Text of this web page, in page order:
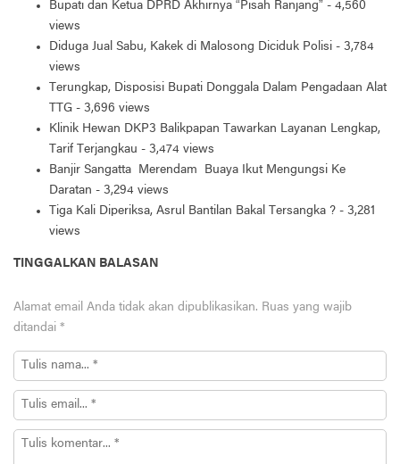
Bupati dan Ketua DPRD Akhirnya “Pisah Ranjang” - 4,560
views
Diduga Jual Sabu, Kakek di Malosong Diciduk Polisi - 3,784
views
Terungkap, Disposisi Bupati Donggala Dalam Pengadaan Alat
TTG - 3,696 views
Klinik Hewan DKP3 Balikpapan Tawarkan Layanan Lengkap,
Tarif Terjangkau - 3,474 views
Banjir Sangatta Merendam Buaya Ikut Mengungsi Ke
Daratan - 3,294 views
Tiga Kali Diperiksa, Asrul Bantilan Bakal Tersangka ? - 3,281
views
TINGGALKAN BALASAN
Alamat email Anda tidak akan dipublikasikan. Ruas yang wajib
ditandai *